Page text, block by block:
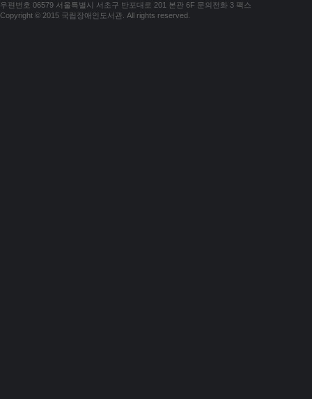
우편번호 06579 서울특별시 서초구 반포대로 201 본관 6F 문의전화 3 팩스
Copyright © 2015 국립장애인도서관. All rights reserved.